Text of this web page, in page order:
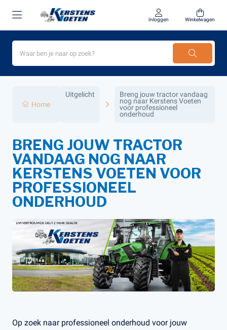
Inloggen Winkelwagen
Home
Uitgelicht
Breng jouw tractor vandaag
nog naar Kerstens Voeten
voor professioneel
onderhoud
BRENG JOUW TRACTOR
VANDAAG NOG NAAR
KERSTENS VOETEN VOOR
PROFESSIONEEL
ONDERHOUD
Op zoek naar professioneel onderhoud voor jouw